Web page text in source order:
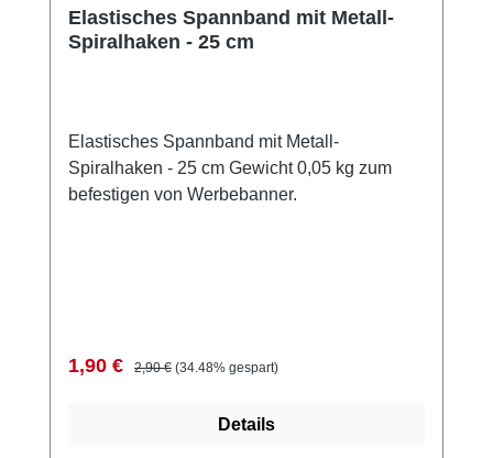
Elastisches Spannband mit Metall-
Spiralhaken - 25 cm
Elastisches Spannband mit Metall-
Spiralhaken - 25 cm Gewicht 0,05 kg zum
befestigen von Werbebanner.
Verkaufspreis:
1,90 € Regulärer Preis:
2,90 € (34.48% gespart)
Details